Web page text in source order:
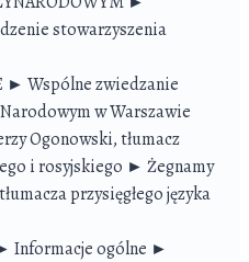
stowarzyszenia
► Wspólne zwiedzanie
w Warszawie
Ogonowski, tłumacz
i rosyjskiego ► Żegnamy
przysięgłego języka
Informacje ogólne ►